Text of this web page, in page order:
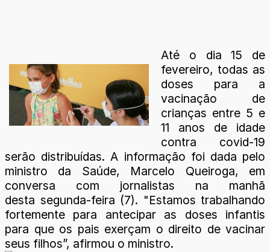
Até o dia 15 de
fevereiro, todas as
doses para a
vacinação de
crianças entre 5 e
11 anos de idade
contra covid-19
serão distribuídas. A informação foi dada pelo
ministro da Saúde, Marcelo Queiroga, em
conversa com jornalistas na manhã
desta segunda-feira (7). "Estamos trabalhando
fortemente para antecipar as doses infantis
para que os pais exerçam o direito de vacinar
seus filhos”, afirmou o ministro.